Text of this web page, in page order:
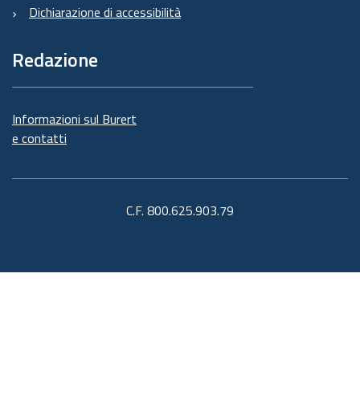
Dichiarazione di accessibilità
Redazione
Informazioni sul Burert
e contatti
C.F. 800.625.903.79